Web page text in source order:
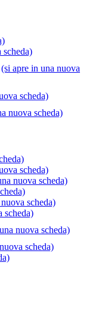
scheda)
(si apre in una nuova
scheda)
nuova scheda)
scheda)
nuova scheda)
scheda)
scheda)
nuova scheda)
scheda)